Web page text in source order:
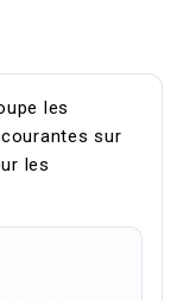
les
sur
les